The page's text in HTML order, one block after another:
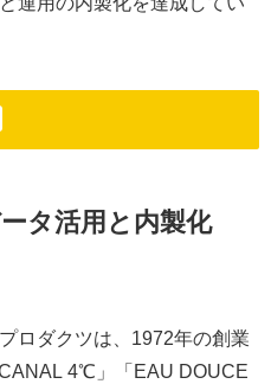
タ活用と内製化
ロダクツは、1972年の創業
4℃」「EAU DOUCE